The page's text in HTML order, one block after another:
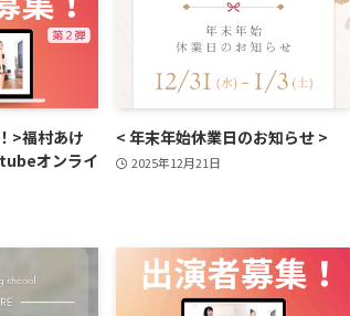
>福村あけ
オンライ
< 年末年始休業日のお知らせ >
2025年12月21日